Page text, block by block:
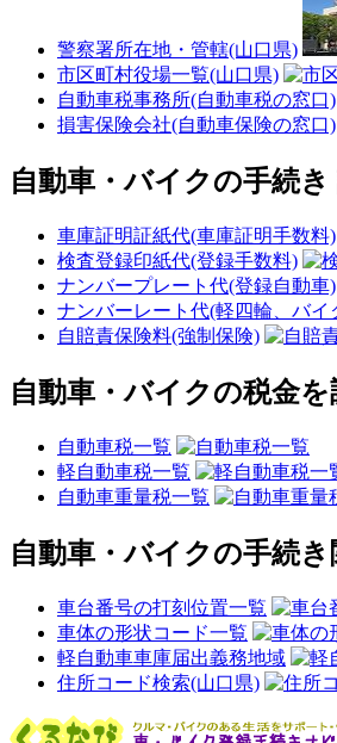
警察署所在地・管轄(山口県)
市区町村役場一覧(山口県)
自動車税事務所(自動車税の窓口)
損害保険会社(自動車保険の窓口)
自動車・バイクの手続
車庫証明証紙代(車庫証明手数料)
検査登録印紙代(登録手数料)
ナンバープレート代(登録自動車)
ナンバーレート代(軽四輪、バイ
自賠責保険料(強制保険)
自動車・バイクの税金を
自動車税一覧
軽自動車税一覧
自動車重量税一覧
自動車・バイクの手続
車台番号の打刻位置一覧
車体の形状コード一覧
軽自動車車庫届出義務地域
住所コード検索(山口県)